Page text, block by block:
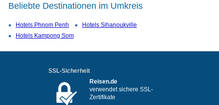
Beliebte Destinationen im Umkreis
Hotels Phnom Penh
Hotels Sihanoukville
Hotels Kampong Som
SSL-Sicherheit
Reisen.de
verwendet sichere SSL-
Zertifikate